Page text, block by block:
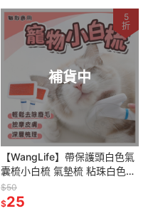
補貨中
5
折
【WangLife】帶保護頭白色氣
囊梳小白梳 氣墊梳 粘珠白色塑
柄密針梳 貓狗梳子 寵物梳子
$50
$25